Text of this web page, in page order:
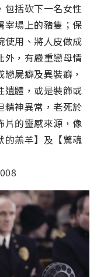
包括砍下一名女性
宰場上的豬隻；保
使用、將人皮做成
外，有嚴重戀母情
屍癖及異裝癖，
遺體，或是裝飾或
精神異常，老死於
片的靈感來源，像
的羔羊】及【驚魂